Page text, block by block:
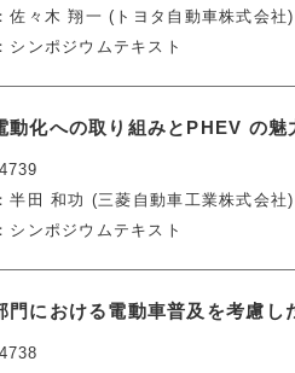
佐々木 翔一 (トヨタ自動車株式会社)
シンポジウムテキスト
動化への取り組みとPHEV の魅
半田 和功 (三菱自動車工業株式会社)
シンポジウムテキスト
門における電動車普及を考慮し